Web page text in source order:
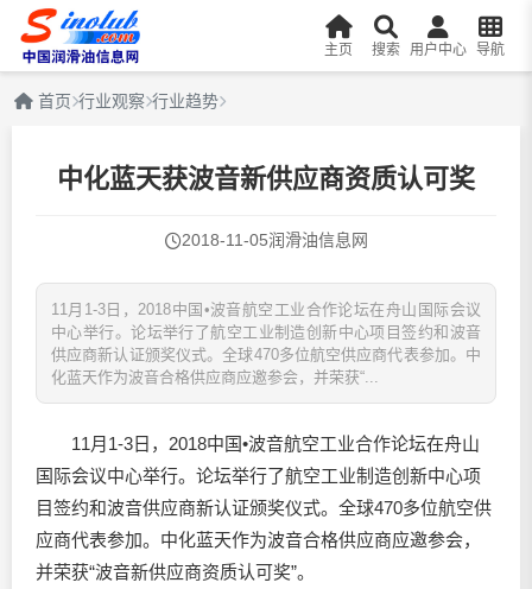
主页 搜索 用户中心 导航
首页 行业观察 行业趋势
中化蓝天获波音新供应商资质认可奖
2018-11-05润滑油信息网
11月1-3日，2018中国•波音航空工业合作论坛在舟山国际会议
中心举行。论坛举行了航空工业制造创新中心项目签约和波音
供应商新认证颁奖仪式。全球470多位航空供应商代表参加。中
化蓝天作为波音合格供应商应邀参会，并荣获“...
11月1-3日，2018中国•波音航空工业合作论坛在舟山
国际会议中心举行。论坛举行了航空工业制造创新中心项
目签约和波音供应商新认证颁奖仪式。全球470多位航空供
应商代表参加。中化蓝天作为波音合格供应商应邀参会，
并荣获“波音新供应商资质认可奖”。